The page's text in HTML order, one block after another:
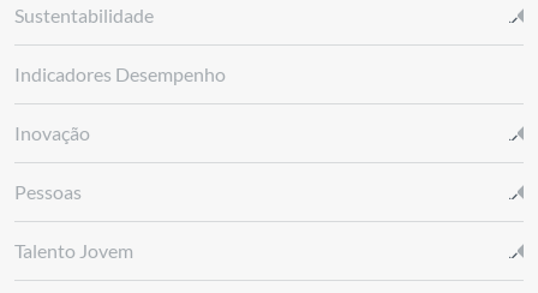
Sustentabilidade
Indicadores Desempenho
Inovação
Pessoas
Talento Jovem